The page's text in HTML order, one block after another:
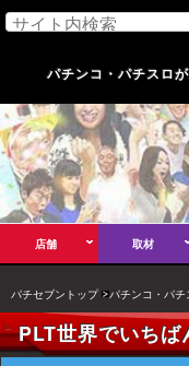
パチンコ・パチスロ
店舗 取材
パチセブントップ パチンコ・パ
PLT世界でいち